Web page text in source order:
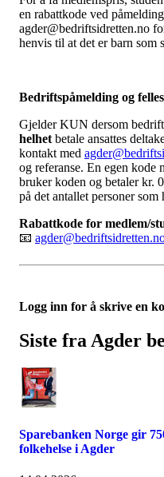
en rabattkode ved
agder@bedriftsidretten.no
henvis til at det er barn som
Bedriftspåmelding og
Gjelder KUN dersom
helhet betale ansattes
kontakt med
og referanse. En egen kode
bruker koden og betaler kr.
på det antallet personer som
Rabattkode for medlem/
📧
Logg inn for å skrive en
Siste fra Agder
Sparebanken Norge gir
folkehelse i Agder